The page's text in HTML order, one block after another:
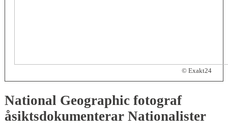
© Exakt24
National Geographic fotograf
åsiktsdokumenterar Nationalister